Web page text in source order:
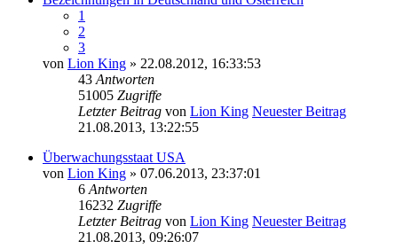
1
2
3
von Lion King » 22.08.2012, 16:33:53
43 Antworten
51005 Zugriffe
Letzter Beitrag von Lion King Neuester Beitrag
21.08.2013, 13:22:55
Überwachungsstaat USA
von Lion King » 07.06.2013, 23:37:01
6 Antworten
16232 Zugriffe
Letzter Beitrag von Lion King Neuester Beitrag
21.08.2013, 09:26:07